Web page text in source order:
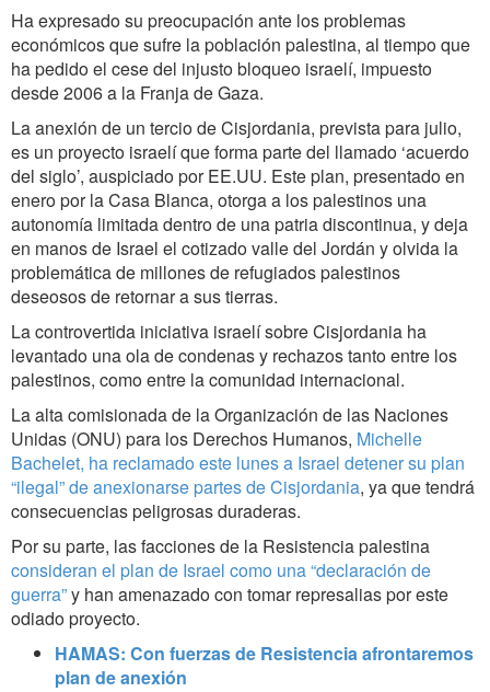
Ha expresado su preocupación ante los problemas
económicos que sufre la población palestina, al tiempo que
ha pedido el cese del injusto bloqueo israelí, impuesto
desde 2006 a la Franja de Gaza.
La anexión de un tercio de Cisjordania, prevista para julio,
es un proyecto israelí que forma parte del llamado ‘acuerdo
del siglo’, auspiciado por EE.UU. Este plan, presentado en
enero por la Casa Blanca, otorga a los palestinos una
autonomía limitada dentro de una patria discontinua, y deja
en manos de Israel el cotizado valle del Jordán y olvida la
problemática de millones de refugiados palestinos
deseosos de retornar a sus tierras.
La controvertida iniciativa israelí sobre Cisjordania ha
levantado una ola de condenas y rechazos tanto entre los
palestinos, como entre la comunidad internacional.
La alta comisionada de la Organización de las Naciones
Unidas (ONU) para los Derechos Humanos, Michelle
Bachelet, ha reclamado este lunes a Israel detener su plan
“ilegal” de anexionarse partes de Cisjordania, ya que tendrá
consecuencias peligrosas duraderas.
Por su parte, las facciones de la Resistencia palestina
consideran el plan de Israel como una “declaración de
guerra”y han amenazado con tomar represalias por este
odiado proyecto.
HAMAS: Con fuerzas de Resistencia afrontaremos
plan de anexión